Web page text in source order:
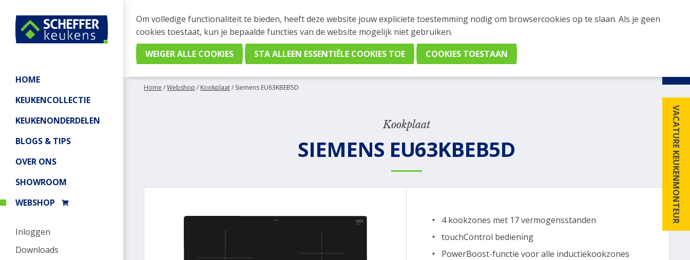
HOME
KEUKENCOLLECTIE
KEUKENONDERDELEN
BLOGS & TIPS
OVER ONS
SHOWROOM
WEBSHOP
Inloggen
Downloads
VACATURE KEUKENMONTEUR
WEBSHOP BESTELLINGEN
Je kan tijdelijk geen bestelling plaatsen. Wil je je vast oriënteren? Vergelijk eenvoudig apparaten en merken met elkaar. Klik hier voor
Home /Webshop / Kookplaat/ Siemens EU63KBEB5D
Kookplaat
SIEMENS EU63KBEB5D
4 kookzones met 17 vermogensstanden
touchControl bediening
PowerBoost-functie voor alle inductiekookzones
Om volledige functionaliteit te bieden, heeft deze website jouw expliciete toestemming nodig om browsercookies op te slaan. Als je geen
cookies toestaat, kun je bepaalde functies van de website mogelijk niet gebruiken.